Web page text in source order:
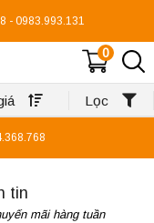
- 0983.993.131
0
Lọc
tin
mãi hàng tuần